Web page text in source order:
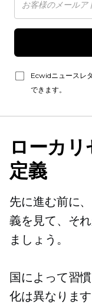
Ecwidニュースレ
できます。
ローカ
定義
先に進む前に
義を見て、そ
ましょう。
国によって習
化は異なりま